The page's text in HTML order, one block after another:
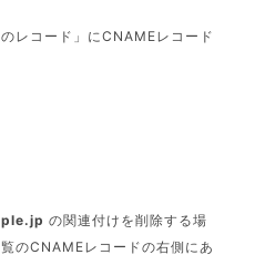
レコード」にCNAMEレコード
の関連付けを削除する場
のCNAMEレコードの右側にあ